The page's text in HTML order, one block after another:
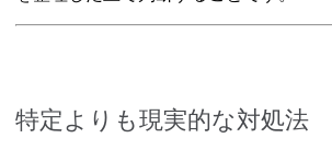
特定よりも現実的な対処法